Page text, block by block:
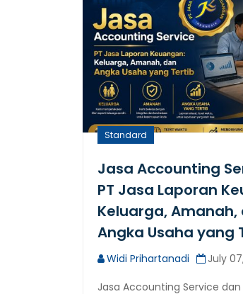
Standard
Jasa Accounting
PT Jasa Laporan
Keluarga, Amanah,
Angka Usaha yang
Widi Prihartanadi
July
Jasa Accounting Service dan